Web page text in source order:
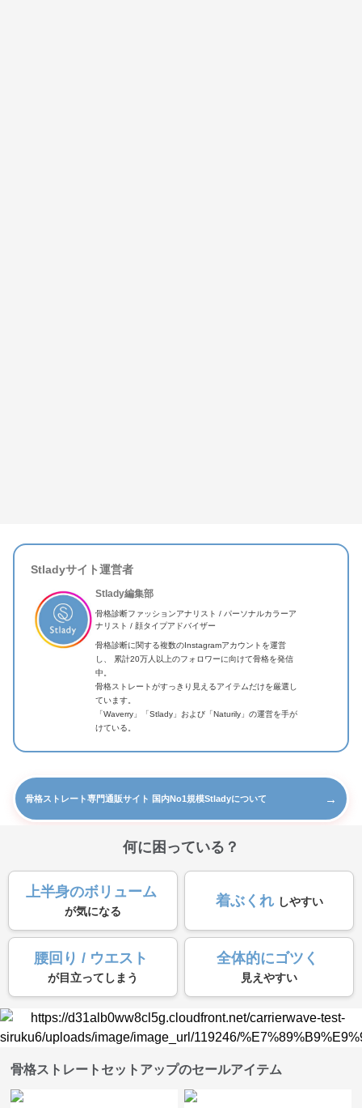
Stladyサイト運営者
Stlady編集部
骨格診断ファッションアナリスト / パーソナルカラーア
ナリスト / 顔タイプアドバイザー
骨格診断に関する複数のInstagramアカウントを運営
し、 累計20万人以上のフォロワーに向けて骨格を発信
中。
骨格ストレートがすっきり見えるアイテムだけを厳選し
ています。
「Waverry」「Stlady」および「Naturily」の運営を手が
けている。
骨格ストレート専門通販サイト 国内No1規模Stladyについて →
何に困っている？
上半身のボリューム
が気になる
着ぶくれ しやすい
腰回り / ウエスト
が目立ってしまう
全体的にゴツく
見えやすい
骨格ストレートセットアップのセールアイテム